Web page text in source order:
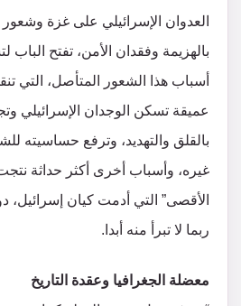
العدوان الإسرائيلي على غزة وشعور
بالهزيمة وفقدان الأمن، تفتح
أسباب هذا الشعور المتأصل، التي
عميقة تسكن الوجدان الإسرائيلي
بالقلق والتهديد، وترفع حساسيته
غيره، وأسباب أخرى أكثر حداثة
الأقصى” التي أدمت كيان إسرائيل،
ربما لا تبرأ منه أبدا.
معضلة الجغرافيا وعقدة التاريخ